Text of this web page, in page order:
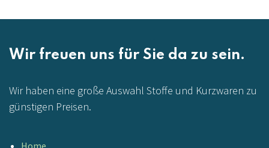
Wir freuen uns für Sie da zu sein.
Wir haben eine große Auswahl Stoffe und Kurzwaren zu
günstigen Preisen.
Home